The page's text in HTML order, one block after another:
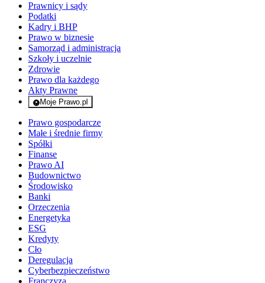
Prawnicy i sądy
Podatki
Kadry i BHP
Prawo w biznesie
Samorząd i administracja
Szkoły i uczelnie
Zdrowie
Prawo dla każdego
Akty Prawne
Moje Prawo.pl
- rejestracja i logowanie do serwisu
Prawo gospodarcze
Małe i średnie firmy
Spółki
Finanse
Prawo AI
Budownictwo
Środowisko
Banki
Orzeczenia
Energetyka
ESG
Kredyty
Cło
Deregulacja
Cyberbezpieczeństwo